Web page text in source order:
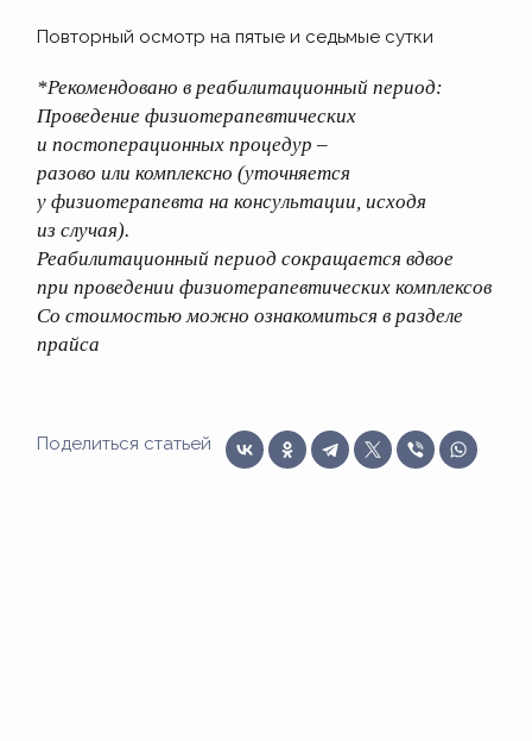
Повторный осмотр на пятые и седьмые сутки
*Рекомендовано в реабилитационный период:
Проведение физиотерапевтических
и постоперационных процедур –
разово или комплексно (уточняется
у физиотерапевта на консультации, исходя
из случая).
Реабилитационный период сокращается вдвое
при проведении физиотерапевтических комплексов
Со стоимостью можно ознакомиться в разделе
прайса
Поделиться статьей